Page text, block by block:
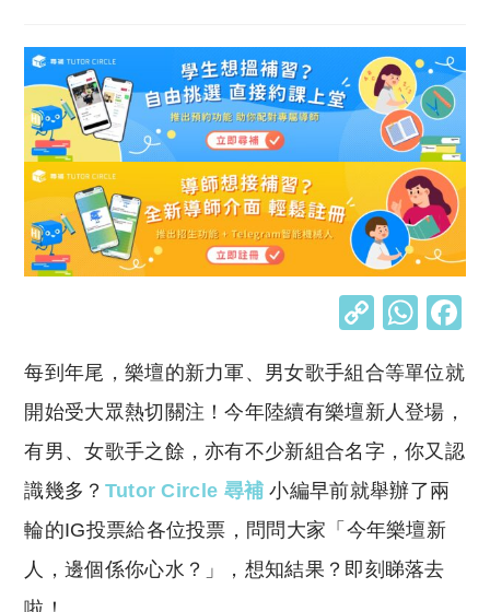
C
p
y
Li
n
k
W
at
s
A
p
p
每到年尾，樂壇的新力軍、男女歌手組合等單位就
開始受大眾熱切關注！今年陸續有樂壇新人登場，
有男、女歌手之餘，亦有不少新組合名字，你又認
識幾多？ Tutor Circle 尋補 小編早前就舉辦了兩
輪的IG投票給各位投票，問問大家「今年樂壇新
人，邊個係你心水？」，想知結果？即刻睇落去